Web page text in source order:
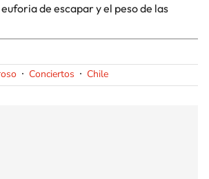
de escapar y el peso de las
Conciertos Chile